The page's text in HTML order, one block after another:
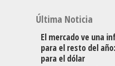
Última Noticia
El mercado ve una
para el resto del
para el dólar